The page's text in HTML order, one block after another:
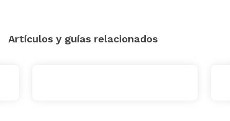
Artículos y guías relacionados